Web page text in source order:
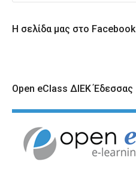
Η σελίδα μας στο Facebook
Open eClass ΔΙΕΚ Έδεσσας